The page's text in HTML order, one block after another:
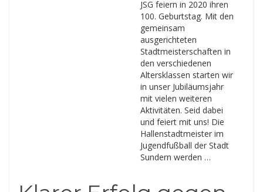
JSG feiern in 2020 ihren
100. Geburtstag. Mit den
gemeinsam
ausgerichteten
Stadtmeisterschaften in
den verschiedenen
Altersklassen starten wir
in unser Jubiläumsjahr
mit vielen weiteren
Aktivitäten. Seid dabei
und feiert mit uns! Die
Hallenstadtmeister im
Jugendfußball der Stadt
Sundern werden …